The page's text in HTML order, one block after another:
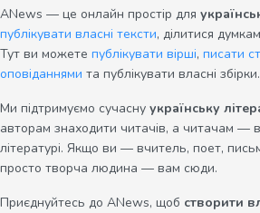
ANews — це онлайн простір для
публікувати власні тексти, ділитися
Тут ви можете публікувати вірші, писати
оповіданнями та публікувати власні збірки.
Ми підтримуємо сучасну українську
авторам знаходити читачів, а читачам —
літературі. Якщо ви — вчитель, поет,
просто творча людина — вам сюди.
Приєднуйтесь до ANews, щоб створити